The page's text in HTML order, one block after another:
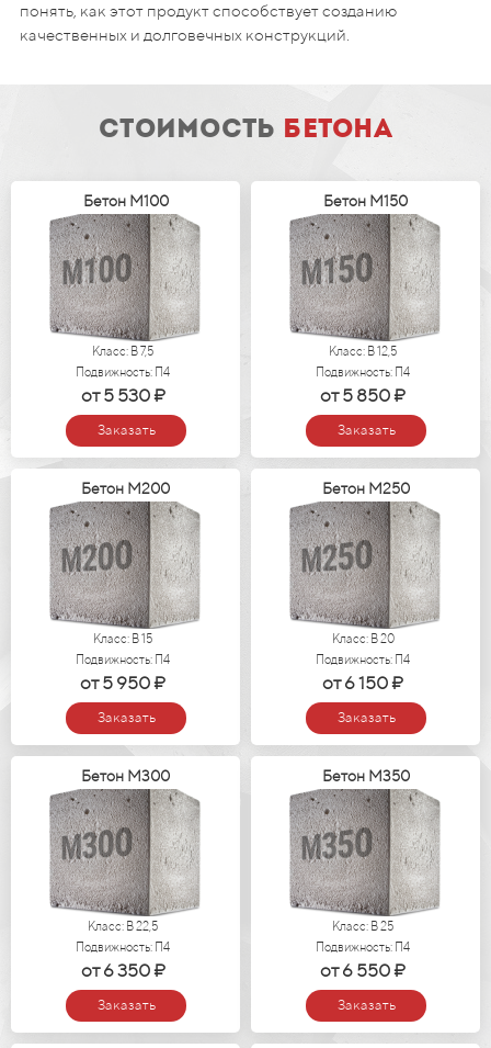
понять, как этот продукт способствует созданию
качественных и долговечных конструкций.
стоимость бетона
Бетон М100
Класс: В 7,5
Подвижность: П4
от 5 530 ₽
Заказать
Бетон М150
Класс: В 12,5
Подвижность: П4
от 5 850 ₽
Заказать
Бетон М200
Класс: В 15
Подвижность: П4
от 5 950 ₽
Заказать
Бетон М250
Класс: В 20
Подвижность: П4
от 6 150 ₽
Заказать
Бетон М300
Класс: В 22,5
Подвижность: П4
от 6 350 ₽
Заказать
Бетон М350
Класс: В 25
Подвижность: П4
от 6 550 ₽
Заказать